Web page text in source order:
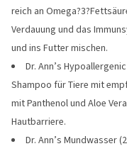
reich an
Verdauung und das
und ins Futter mischen.
Dr. Ann’s
Shampoo für Tiere mit
mit Panthenol und Aloe
Hautbarriere.
Dr. Ann’s Mundwasser